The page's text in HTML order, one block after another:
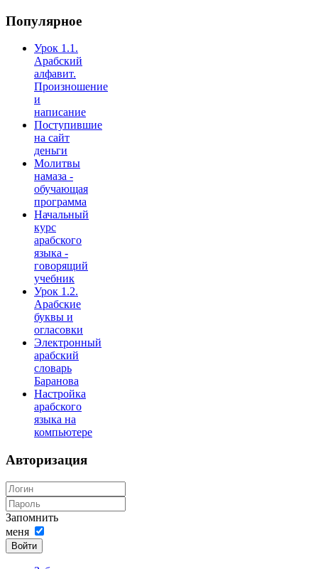
Популярное
Урок 1.1.
Арабский
алфавит.
Произношение
и
написание
Поступившие
на сайт
деньги
Молитвы
намаза -
обучающая
программа
Начальный
курс
арабского
языка -
говорящий
учебник
Урок 1.2.
Арабские
буквы и
огласовки
Электронный
арабский
словарь
Баранова
Настройка
арабского
языка на
компьютере
Авторизация
Запомнить
меня
Войти